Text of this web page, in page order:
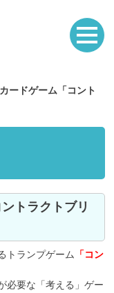
カードゲーム「コント
トランプゲーム
「コン
必要な「考える」ゲー